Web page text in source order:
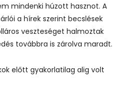
mindenki húzott hasznot. A
a hírek szerint becslések
veszteséget halmoztak
továbbra is zárolva maradt.
előtt gyakorlatilag alig volt